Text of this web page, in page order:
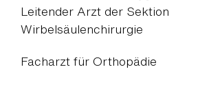
Leitender Arzt der Sektion
Wirbelsäulenchirurgie
Facharzt für Orthopädie